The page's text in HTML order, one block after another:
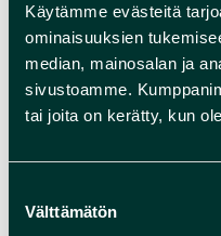
Käytämme evästeitä
ominaisuuksien
median, mainosalan ja
sivustoamme.
tai joita on kerätty, kun
valinta
Välttämätön
koskevat rekisteriin
toimittamalla sitä
allekirjoitettu pyyntö
rekisteröidyissä
pyynnön.
Tarkastusoikeutta tai